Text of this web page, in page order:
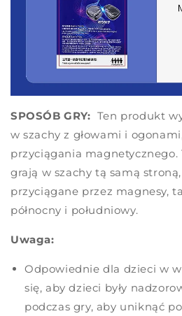
SPOSÓB GRY: Ten produkt
w szachy z głowami i
przyciągania magnetycznego.
grają w szachy tą samą
przyciągane przez magnesy,
północny i południowy.
Uwaga:
Odpowiednie dla dzieci w
się, aby dzieci były
podczas gry, aby uniknąć